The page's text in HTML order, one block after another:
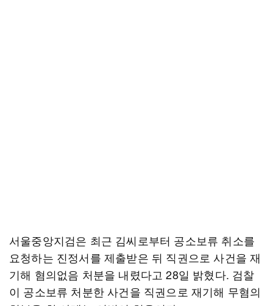
서울중앙지검은 최근 김씨로부터 공소보류 취소를
요청하는 진정서를 제출받은 뒤 직권으로 사건을 재
기해 혐의없음 처분을 내렸다고 28일 밝혔다. 검찰
이 공소보류 처분한 사건을 직권으로 재기해 무혐의